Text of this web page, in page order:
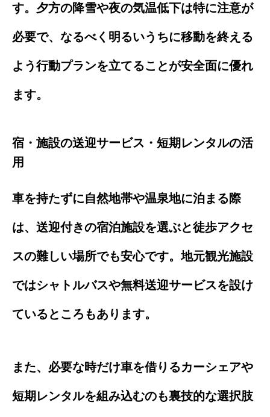
す。夕方の降雪や夜の気温低下は特に注意が
必要で、なるべく明るいうちに移動を終える
よう行動プランを立てることが安全面に優れ
ます。
宿・施設の送迎サービス・短期レンタルの活
用
車を持たずに自然地帯や温泉地に泊まる際
は、送迎付きの宿泊施設を選ぶと徒歩アクセ
スの難しい場所でも安心です。地元観光施設
ではシャトルバスや無料送迎サービスを設け
ているところもあります。
また、必要な時だけ車を借りるカーシェアや
短期レンタルを組み込むのも裏技的な選択肢